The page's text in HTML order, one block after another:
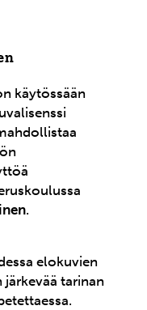
käytössään
.
elokuvien
tarinan